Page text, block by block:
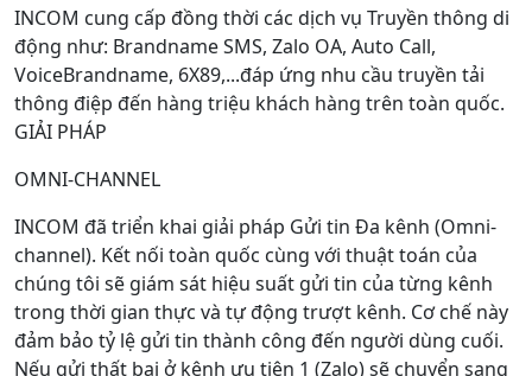
INCOM cung cấp đồng thời các dịch vụ Truyền thông di
động như: Brandname SMS, Zalo OA, Auto Call,
VoiceBrandname, 6X89,...đáp ứng nhu cầu truyền tải
thông điệp đến hàng triệu khách hàng trên toàn quốc.
GIẢI PHÁP
OMNI-CHANNEL
INCOM đã triển khai giải pháp Gửi tin Đa kênh (Omni-
channel). Kết nối toàn quốc cùng với thuật toán của
chúng tôi sẽ giám sát hiệu suất gửi tin của từng kênh
trong thời gian thực và tự động trượt kênh. Cơ chế này
đảm bảo tỷ lệ gửi tin thành công đến người dùng cuối.
Nếu gửi thất bại ở kênh ưu tiên 1 (Zalo) sẽ chuyển sang